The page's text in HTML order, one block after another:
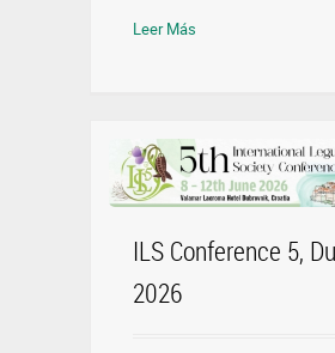
Leer Más
ILS Conference 5,
2026